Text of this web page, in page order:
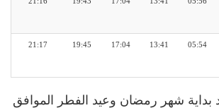
05:54
13:41
17:04
19:45
21:17
بداية شهر رمضان وعيد الفطر الموافق